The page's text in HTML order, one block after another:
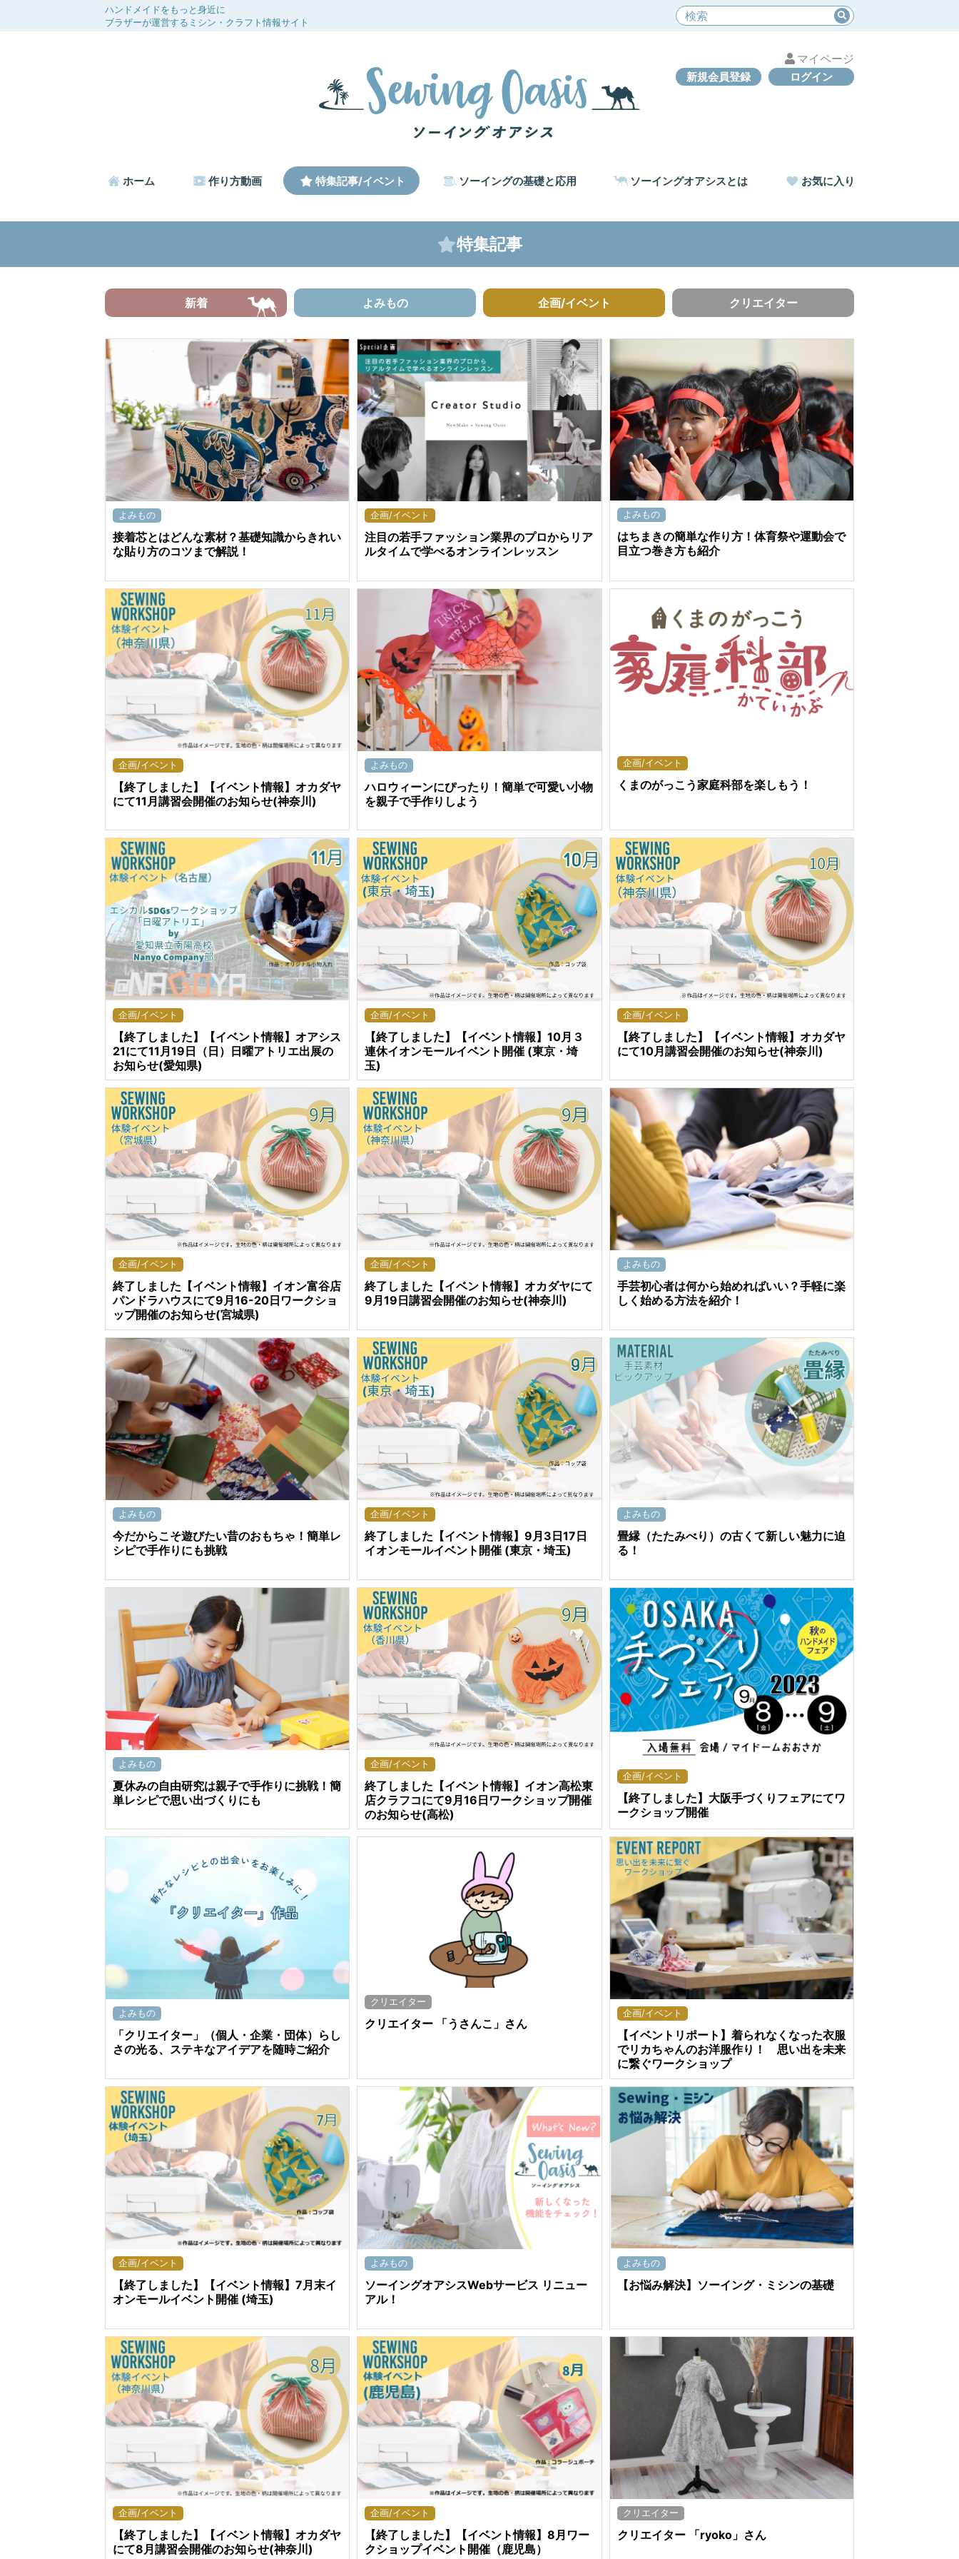
ハンドメイドをもっと身近に
ブラザーが運営するミシン・クラフト情報サイト
マイページ
ログイン
新規会員登録
ホーム 作り方動画 特集記事/イベント ソーイングの基礎と応用 ソーイングオアシスとは お気に入り
特集記事
新着 よみもの 企画/イベント クリエイター
よみもの
接着芯とはどんな素材？基礎知識からきれい
な貼り方のコツまで解説！
企画/イベント
注目の若手ファッション業界のプロからリア
ルタイムで学べるオンラインレッスン
よみもの
はちまきの簡単な作り方！体育祭や運動会で
目立つ巻き方も紹介
企画/イベント
【終了しました】【イベント情報】オカダヤ
にて11月講習会開催のお知らせ(神奈川)
よみもの
ハロウィーンにぴったり！簡単で可愛い小物
を親子で手作りしよう
企画/イベント
くまのがっこう家庭科部を楽しもう！
企画/イベント
【終了しました】【イベント情報】オアシス
21にて11月19日（日）日曜アトリエ出展の
お知らせ(愛知県)
企画/イベント
【終了しました】【イベント情報】10月３
連休イオンモールイベント開催 (東京・埼
玉)
企画/イベント
【終了しました】【イベント情報】オカダヤ
にて10月講習会開催のお知らせ(神奈川)
企画/イベント
終了しました【イベント情報】イオン富谷店
パンドラハウスにて9月16-20日ワークショ
ップ開催のお知らせ(宮城県)
企画/イベント
終了しました【イベント情報】オカダヤにて
9月19日講習会開催のお知らせ(神奈川)
よみもの
手芸初心者は何から始めればいい？手軽に楽
しく始める方法を紹介！
よみもの
今だからこそ遊びたい昔のおもちゃ！簡単レ
シピで手作りにも挑戦
企画/イベント
終了しました【イベント情報】9月3日17日
イオンモールイベント開催 (東京・埼玉)
よみもの
畳縁（たたみべり）の古くて新しい魅力に迫
る！
よみもの
夏休みの自由研究は親子で手作りに挑戦！簡
単レシピで思い出づくりにも
企画/イベント
終了しました【イベント情報】イオン高松東
店クラフコにて9月16日ワークショップ開催
のお知らせ(高松)
企画/イベント
【終了しました】大阪手づくりフェアにてワ
ークショップ開催
よみもの
「クリエイター」（個人・企業・団体）らし
さの光る、ステキなアイデアを随時ご紹介
クリエイター
クリエイター 「うさんこ」さん
企画/イベント
【イベントリポート】着られなくなった衣服
でリカちゃんのお洋服作り！ 思い出を未来
に繋ぐワークショップ
企画/イベント
【終了しました】【イベント情報】7月末イ
オンモールイベント開催 (埼玉)
よみもの
ソーイングオアシスWebサービス リニュー
アル！
よみもの
【お悩み解決】ソーイング・ミシンの基礎
企画/イベント
【終了しました】【イベント情報】オカダヤ
にて8月講習会開催のお知らせ(神奈川)
企画/イベント
【終了しました】【イベント情報】8月ワー
クショップイベント開催（鹿児島）
クリエイター
クリエイター 「ryoko」さん